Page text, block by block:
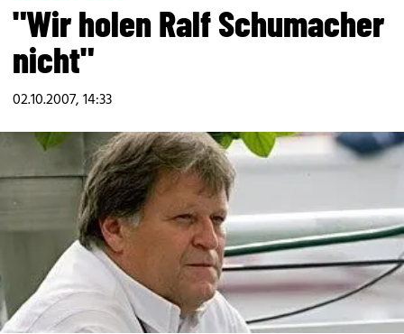
"Wir holen Ralf Schumacher
nicht"
02.10.2007, 14:33